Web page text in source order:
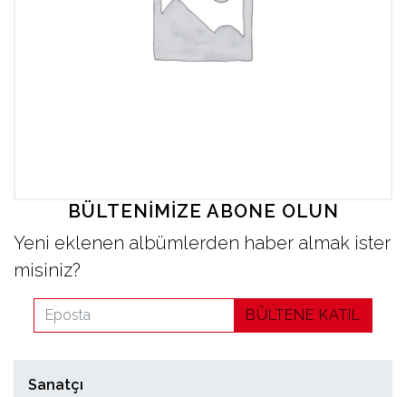
BÜLTENIMIZE ABONE OLUN
Yeni eklenen albümlerden haber almak ister
misiniz?
BÜLTENE KATIL
Sanatçı